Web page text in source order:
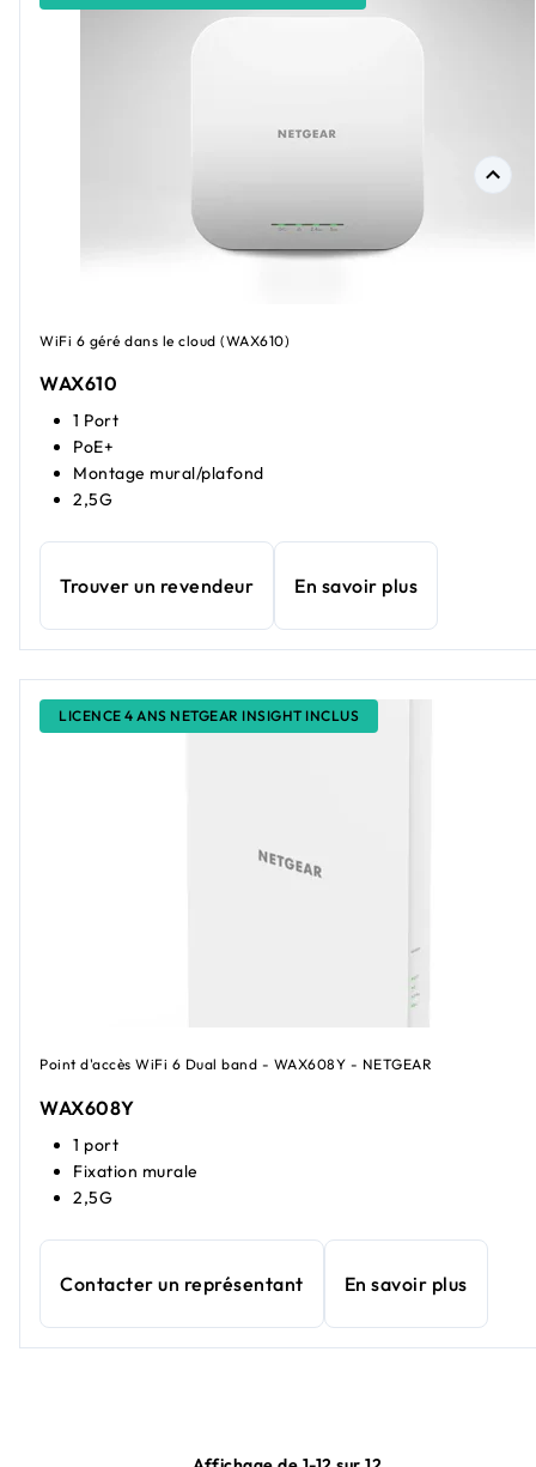
WiFi 6 géré dans le cloud (WAX610)
WAX610
1 Port
PoE+
Montage mural/plafond
2,5G
Trouver un revendeur En savoir plus
LICENCE 4 ANS NETGEAR INSIGHT INCLUS
Point d'accès WiFi 6 Dual band - WAX608Y - NETGEAR
WAX608Y
1 port
Fixation murale
2,5G
Contacter un représentant En savoir plus